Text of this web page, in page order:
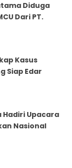
Dari PT.
Kasus
Siap Edar
Hadiri Upacara
Nasional